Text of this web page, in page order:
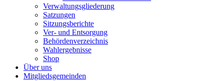
Verwaltungsgliederung
Satzungen
Sitzungsberichte
Ver- und Entsorgung
Behördenverzeichnis
Wahlergebnisse
Shop
Über uns
Mitgliedsgemeinden